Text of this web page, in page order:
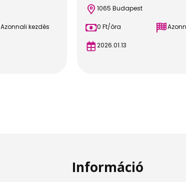
Azonnali kezdés
1065 Budapest
0 Ft/óra
2026.01.13
Információ